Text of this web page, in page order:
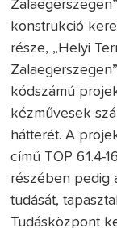
konstrukció
része, „Helyi
kódszámú
kézművesek
hátterét. A
című TOP 6.1.4-
részében pedig
tudását,
Tudásközpont